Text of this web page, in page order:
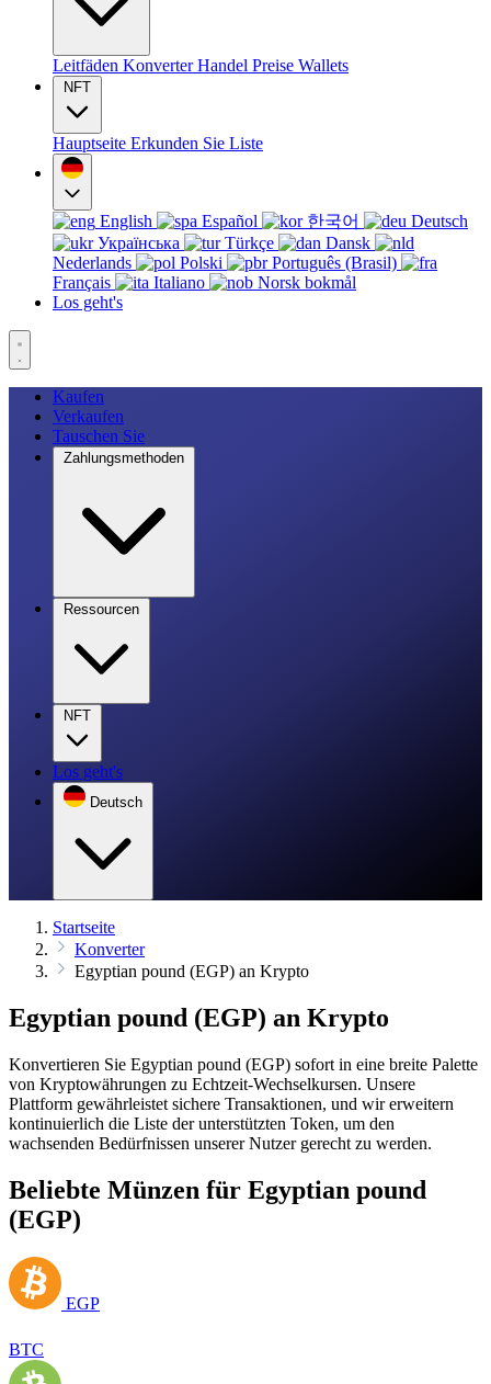
Leitfäden KonverterHandel Preise Wallets
NFT
Hauptseite Erkunden Sie Liste
English Español 한국어
Deutsch
Українська
Türkçe
Dansk
Nederlands
Polski
Português (Brasil)
Français
Italiano
Norsk bokmål
Los geht's
Kaufen
Verkaufen
Tauschen Sie
Zahlungsmethoden
Ressourcen
NFT
Los geht's
Deutsch
Startseite
Konverter
Egyptian pound (EGP) an Krypto
Egyptian pound (EGP) an Krypto
Konvertieren Sie Egyptian pound (EGP) sofort in eine breite Palette
von Kryptowährungen zu Echtzeit-Wechselkursen. Unsere
Plattform gewährleistet sichere Transaktionen, und wir erweitern
kontinuierlich die Liste der unterstützten Token, um den
wachsenden Bedürfnissen unserer Nutzer gerecht zu werden.
Beliebte Münzen für Egyptian pound
(EGP)
EGP
BTC